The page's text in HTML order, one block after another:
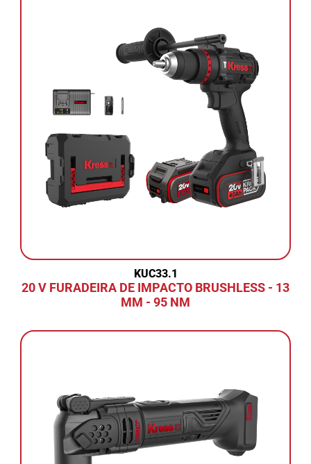
KUC33.1
20 V FURADEIRA DE IMPACTO BRUSHLESS - 13
MM - 95 NM